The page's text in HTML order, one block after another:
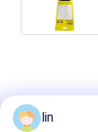
lin